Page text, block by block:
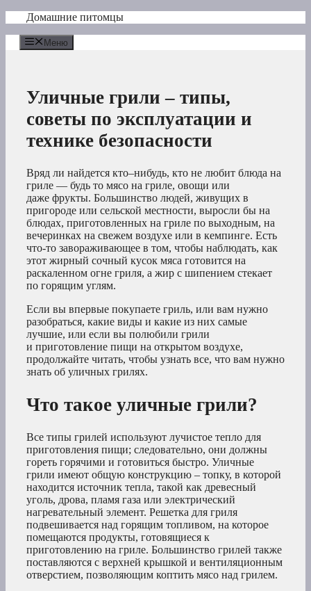
Перейти
содержимому
Домашние питомцы
Меню
Уличные грили – типы,
советы по эксплуатации и
технике безопасности
Вряд ли найдется кто–нибудь, кто не любит блюда на
гриле — будь то мясо на гриле, овощи или
даже фрукты. Большинство людей, живущих в
пригороде или сельской местности, выросли бы на
блюдах, приготовленных на гриле по выходным, на
вечеринках на свежем воздухе или в кемпинге. Есть
что-то завораживающее в том, чтобы наблюдать, как
этот жирный сочный кусок мяса готовится на
раскаленном огне гриля, а жир с шипением стекает
по горящим углям.
Если вы впервые покупаете гриль, или вам нужно
разобраться, какие виды и какие из них самые
лучшие, или если вы полюбили грили
и приготовление пищи на открытом воздухе,
продолжайте читать, чтобы узнать все, что вам нужно
знать об уличных грилях.
Что такое уличные грили?
Все типы грилей используют лучистое тепло для
приготовления пищи; следовательно, они должны
гореть горячими и готовиться быстро. Уличные
грили имеют общую конструкцию – топку, в которой
находится источник тепла, такой как древесный
уголь, дрова, пламя газа или электрический
нагревательный элемент. Решетка для гриля
подвешивается над горящим топливом, на которое
помещаются продукты, готовящиеся к
приготовлению на гриле. Большинство грилей также
поставляются с верхней крышкой и вентиляционным
отверстием, позволяющим коптить мясо над грилем.